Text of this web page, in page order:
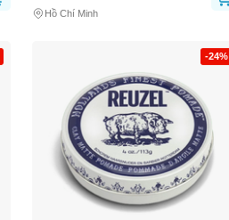
Hồ Chí Minh
-24%